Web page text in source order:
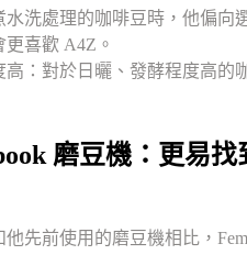
水洗處理的咖啡豆時，他偏向
喜歡 A4Z。
高：對於日曬、發酵程度高的
磨豆機：更易
他先前使用的磨豆機相比，